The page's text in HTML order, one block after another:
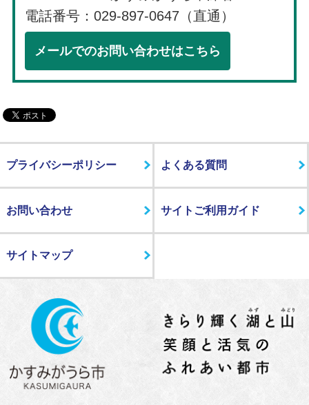
電話番号：029-897-0647（直通）
メールでのお問い合わせはこちら
プライバシーポリシー よくある質問
お問い合わせ サイトご利用ガイド
サイトマップ